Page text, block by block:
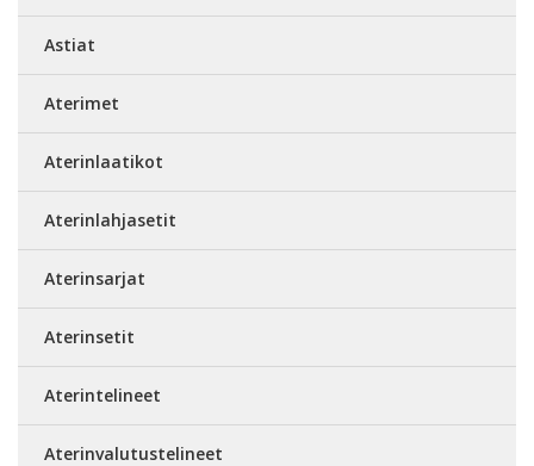
Astiat
Aterimet
Aterinlaatikot
Aterinlahjasetit
Aterinsarjat
Aterinsetit
Aterintelineet
Aterinvalutustelineet